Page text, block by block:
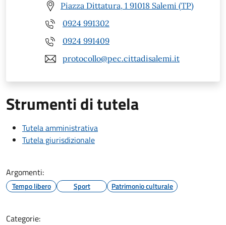
Piazza Dittatura, 1 91018 Salemi (TP)
0924 991302
0924 991409
protocollo@pec.cittadisalemi.it
Strumenti di tutela
Tutela amministrativa
Tutela giurisdizionale
Argomenti:
Tempo libero Sport Patrimonio culturale
Categorie: